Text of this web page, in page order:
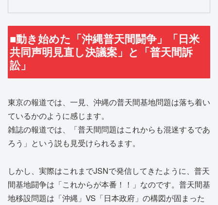
■動き始めた「沖縄普天間闘争」「日米
共同声明見直し決議案」と「普天間訴
訟」
東京の報道では、一見、沖縄の普天間基地問題は落ち着い
ているかのように感じます。
雑誌の報道では、「普天間問題はこれからも混迷するであ
ろう」という説も見受けられるます。
しかし、実際はこれまでJSNで発信してきたように、普天
間基地闘争は「これからが本番！！」なのです。普天間基
地移設問題は「沖縄」VS「日本政府」の構図が固まった